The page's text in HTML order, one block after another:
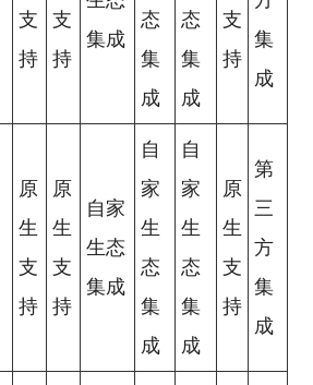
支
持
支
持
集成
态
集
成
态
集
成
支
持
集
成
原
生
支
持
原
生
支
持
自家
生态
集成
自
家
生
态
集
成
自
家
生
态
集
成
原
生
支
持
第
三
方
集
成